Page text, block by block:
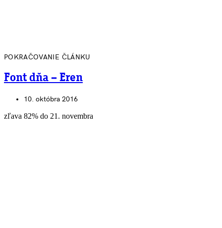
POKRAČOVANIE ČLÁNKU
Font dňa – Eren
10. októbra 2016
zľava 82% do 21. novembra